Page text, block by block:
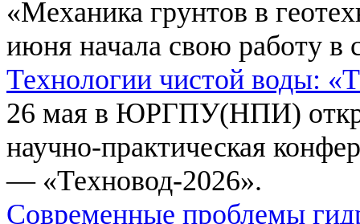
«Механика грунтов в
июня начала свою работу в
Технологии чистой воды:
26 мая в ЮРГПУ(НПИ)
научно-практическая
— «Техновод-2026».
Современные проблемы